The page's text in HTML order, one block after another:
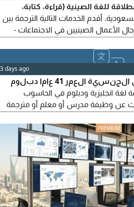
للغة الصينية (قراءة، كتابة،
أقدم الخدمات التالية الترجمة بين
الأعمال الصينيين في الاجتماعات -
والمصانع في الصين - تعليم
في المعارض أو الزيارات التجارية خبرة
متوفر للتعاون مع الأفراد والشركات
3 days ago
محمد حسين سوداني الجنسية العمر 41 عاما دبلوم
لغة انجليزية ودبلوم في الحاسوب
عن وظيفة مدرس أو معلم أو مترجمة